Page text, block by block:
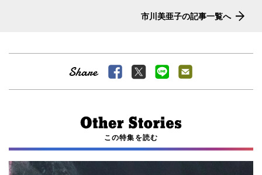
市川美亜子の記事一覧へ
この特集を読む